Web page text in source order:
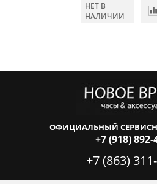
НЕТ В
НАЛИЧИИ
ОФИЦИАЛЬНЫЙ
+7 (918) 892-
+7 (863)